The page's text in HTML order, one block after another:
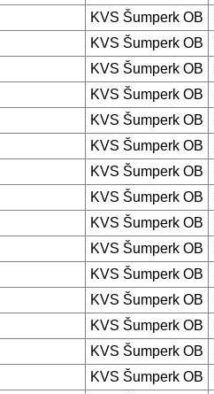
KVS Šumperk OB
KVS Šumperk OB
KVS Šumperk OB
KVS Šumperk OB
KVS Šumperk OB
KVS Šumperk OB
KVS Šumperk OB
KVS Šumperk OB
KVS Šumperk OB
KVS Šumperk OB
KVS Šumperk OB
KVS Šumperk OB
KVS Šumperk OB
KVS Šumperk OB
KVS Šumperk OB